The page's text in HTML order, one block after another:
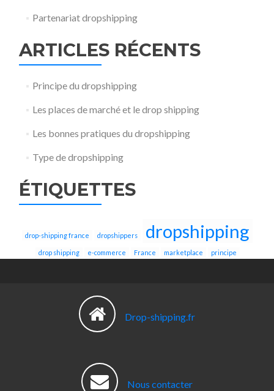
Partenariat dropshipping
ARTICLES RÉCENTS
Principe du dropshipping
Les places de marché et le drop shipping
Les bonnes pratiques du dropshipping
Type de dropshipping
ÉTIQUETTES
drop-shipping france dropshippers dropshipping
drop shipping e-commerce France marketplace principe
Drop-shipping.fr
Nous contacter